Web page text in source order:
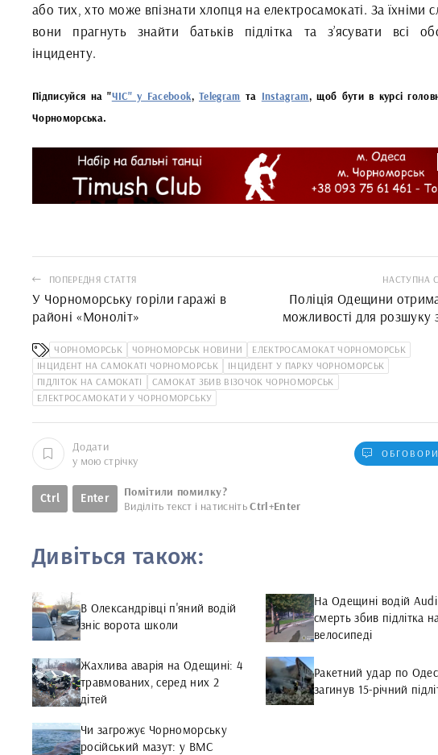
або тих, хто може впізнати хлопця на електросамокаті. За їхніми
вони прагнуть знайти батьків підлітка та з’ясувати всі
інциденту.
Підписуйся на "ЧІС" у Facebook,Telegram та Instagram, щоб бути в курсі
Чорноморська.
ПОПЕРЕДНЯ СТАТТЯ
У Чорноморську горіли гаражі в
районі «Моноліт»
НАСТУПНА
Поліція Одещини
можливості для розшуку
ЧОРНОМОРСЬК ЧОРНОМОРСЬК НОВИНИ
ЕЛЕКТРОСАМОКАТ ЧОРНОМОРСЬК
ІНЦИДЕНТ НА САМОКАТІ ЧОРНОМОРСЬК
ІНЦИДЕНТ У ПАРКУ ЧОРНОМОРСЬК
ПІДЛІТОК НА САМОКАТІ
САМОКАТ ЗБИВ ВІЗОЧОК ЧОРНОМОРСЬК
ЕЛЕКТРОСАМОКАТИ У ЧОРНОМОРСЬКУ
Додати
у мою стрічку
Ctrl Enter
Помітили помилку?
Виділіть текст і натиснітьCtrl+Enter
Дивіться також:
В Олександрівці п'яний водій
зніс ворота школи
На Одещині водій
смерть збив підлітка
велосипеді
Жахлива аварія на Одещині: 4
травмованих, серед них 2
дітей
Ракетний удар по
загинув 15-річний
Чи загрожує Чорноморську
російський мазут: у ВМС